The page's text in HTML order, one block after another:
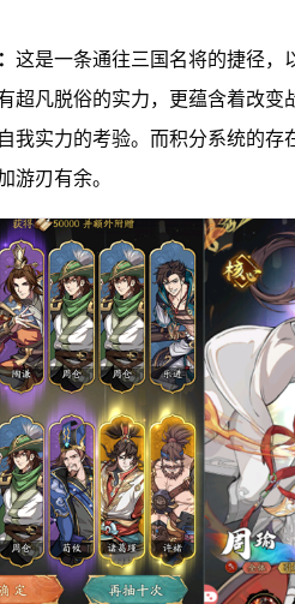
这是一条通往三国名将的捷径，
超凡脱俗的实力，更蕴含着改
我实力的考验。而积分系统的
游刃有余。